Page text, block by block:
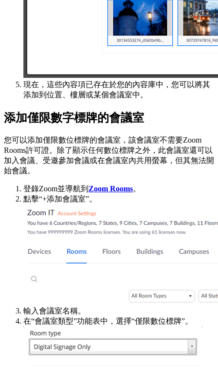
現在，這些內容項已存在於您的內容庫中，您可以將其
添加到位置、樓層或某個會議室中。
添加僅限數字標牌的會議室
您可以添加僅限數位標牌的會議室，該會議室不需要Zoom
Rooms許可證。除了顯示任何數位標牌之外，此會議室還可以
加入會議、受邀參加會議或在會議室內共用螢幕，但其無法開
始會議。
登錄Zoom並導航到 Zoom Rooms。
點擊“+添加會議室”。
輸入會議室名稱。
在“會議室類型”功能表中，選擇“僅限數位標牌”。